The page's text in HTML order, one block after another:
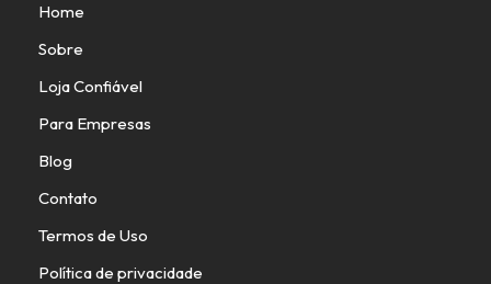
Home
Sobre
Loja Confiável
Para Empresas
Blog
Contato
Termos de Uso
Política de privacidade